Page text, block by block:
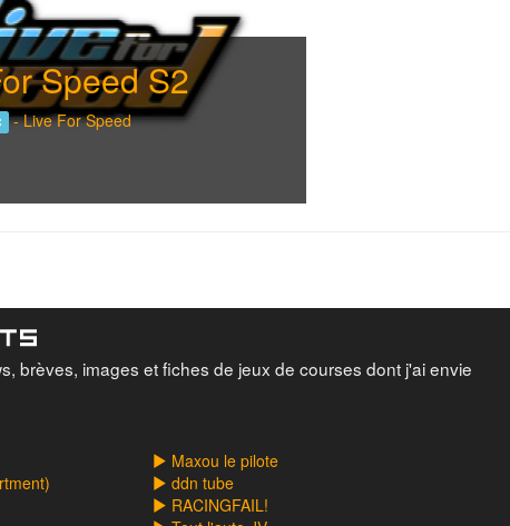
Speed S2
-Live For Speed
brèves, images et fiches de jeux de courses dont j'ai envie
Maxou le pilote
ddn tube
RACINGFAIL!